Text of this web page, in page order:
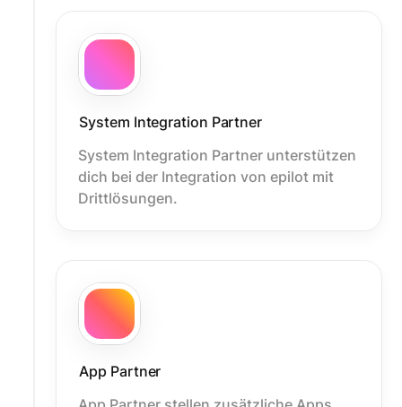
System Integration Partner
System Integration Partner unterstützen
dich bei der Integration von epilot mit
Drittlösungen.
App Partner